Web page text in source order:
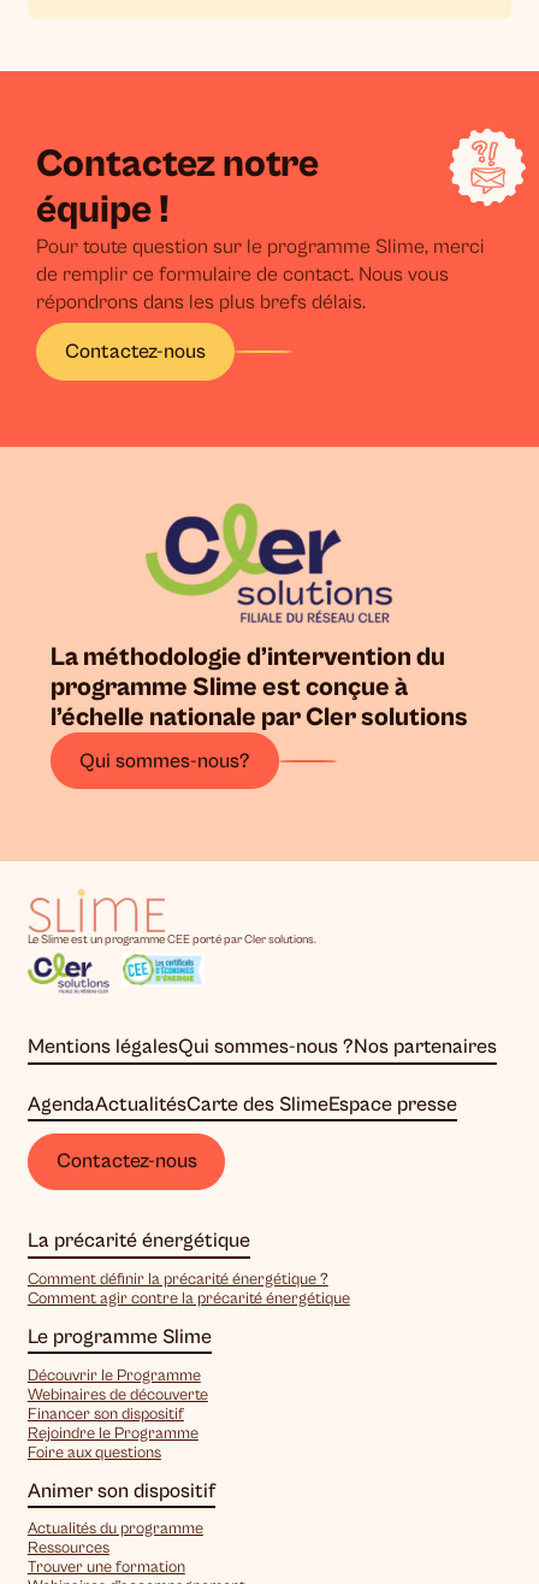
Contactez notre
équipe !
Pour toute question sur le programme Slime, merci
de remplir ce formulaire de contact. Nous vous
répondrons dans les plus brefs délais.
Contactez-nous
La méthodologie d’intervention du
programme Slime est conçue à
l’échelle nationale par Cler solutions
Qui sommes-nous?
Le Slime est un programme CEE porté par Cler solutions.
Mentions légalesQui sommes-nous ?Nos partenaires
AgendaActualitésCarte des SlimeEspace presse
Contactez-nous
La précarité énergétique
Comment définir la précarité énergétique ?
Comment agir contre la précarité énergétique
Le programme Slime
Découvrir le Programme
Webinaires de découverte
Financer son dispositif
Rejoindre le Programme
Foire aux questions
Animer son dispositif
Actualités du programme
Ressources
Trouver une formation